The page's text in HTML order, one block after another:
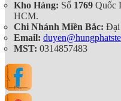
Kho Hàng: Số 1769 Quốc
HCM.
Chi Nhánh Miền Bắc: Đại
Email:
MST: 0314857483